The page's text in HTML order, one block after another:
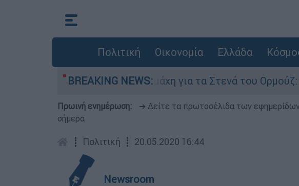
Πολιτική Οικονομία Ελλάδα
BREAKING NEWS:
6 Αυγούστου Η μάχη για τα Στενά του Ορμούζ: Τι
Πρωινή ενημέρωση: ➔ Δείτε τα πρωτοσέλιδα των
σήμερα
┋ Πολιτική ┋ 20.05.2020 16:44
Newsroom